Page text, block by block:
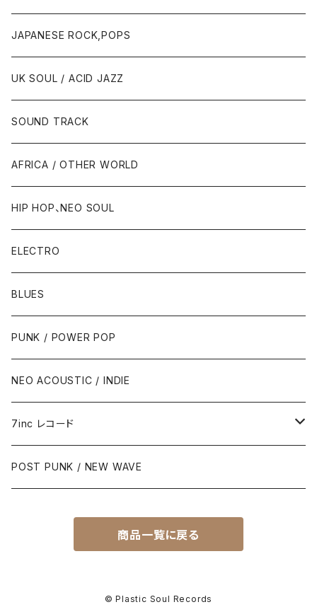
JAPANESE ROCK,POPS
UK SOUL / ACID JAZZ
SOUND TRACK
AFRICA / OTHER WORLD
HIP HOP、NEO SOUL
ELECTRO
BLUES
PUNK / POWER POP
NEO ACOUSTIC / INDIE
7inc レコード
PUNK / 2TONE
SKA / ROCK STEADY / REGGAE
POST PUNK / NEW WAVE
POST PUNK / NEW WAVE
商品一覧に戻る
© Plastic Soul Records